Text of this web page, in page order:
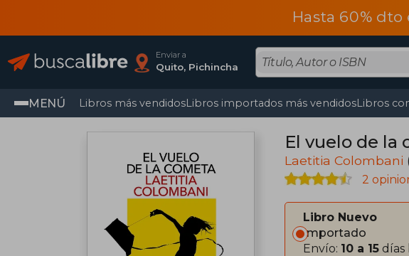
Hasta 60%
Enviar a
Quito, Pichincha
MENÚ Libros más vendidosLibros importados más vendidosLibros
El vuelo de la
Laetitia Colombani
2
Libro Nuevo
Importado
Envío: 10 a 15 días